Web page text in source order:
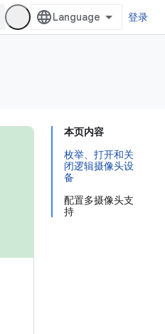
登录
本页内容
枚举、打开和关
闭逻辑摄像头设
备
配置多摄像头支
持